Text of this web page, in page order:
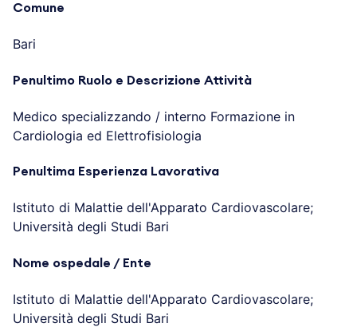
Comune
Bari
Penultimo Ruolo e Descrizione Attività
Medico specializzando / interno Formazione in
Cardiologia ed Elettrofisiologia
Penultima Esperienza Lavorativa
Istituto di Malattie dell'Apparato Cardiovascolare;
Università degli Studi Bari
Nome ospedale / Ente
Istituto di Malattie dell'Apparato Cardiovascolare;
Università degli Studi Bari